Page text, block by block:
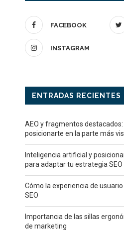
FACEBOOK
INSTAGRAM
ENTRADAS RECIENTES
AEO y fragmentos
posicionarte en la parte más
Inteligencia artificial y
para adaptar tu estrategia
Cómo la experiencia de
SEO
Importancia de las sillas
de marketing